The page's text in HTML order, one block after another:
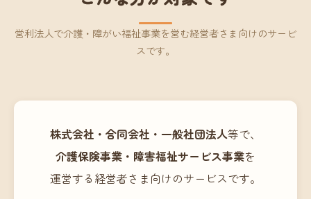
営利法人で介護・障がい福祉事業を営む経営者さま向けのサービ
スです。
株式会社・合同会社・一般社団法人等で、
介護保険事業・障害福祉サービス事業を
運営する経営者さま向けのサービスです。